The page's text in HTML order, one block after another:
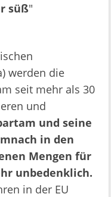
süß"
werden die
seit mehr als 30
und
und seine
in den
Mengen für
unbedenklich.
in der EU